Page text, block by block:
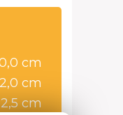
cm
cm
cm